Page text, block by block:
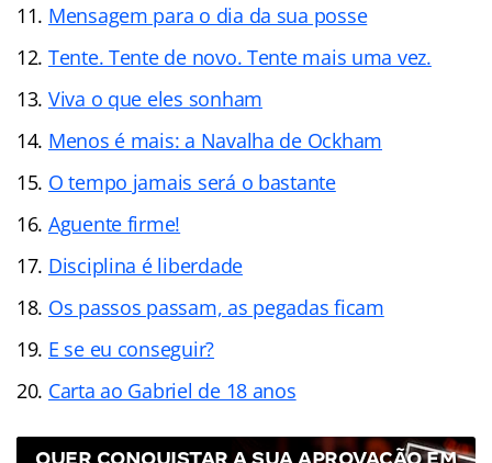
Mensagem para o dia da sua posse
Tente. Tente de novo. Tente mais uma vez.
Viva o que eles sonham
Menos é mais: a Navalha de Ockham
O tempo jamais será o bastante
Aguente firme!
Disciplina é liberdade
Os passos passam, as pegadas ficam
E se eu conseguir?
Carta ao Gabriel de 18 anos
QUER CONQUISTAR A SUA APROVAÇÃO EM